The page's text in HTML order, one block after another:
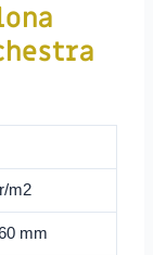
m2
mm